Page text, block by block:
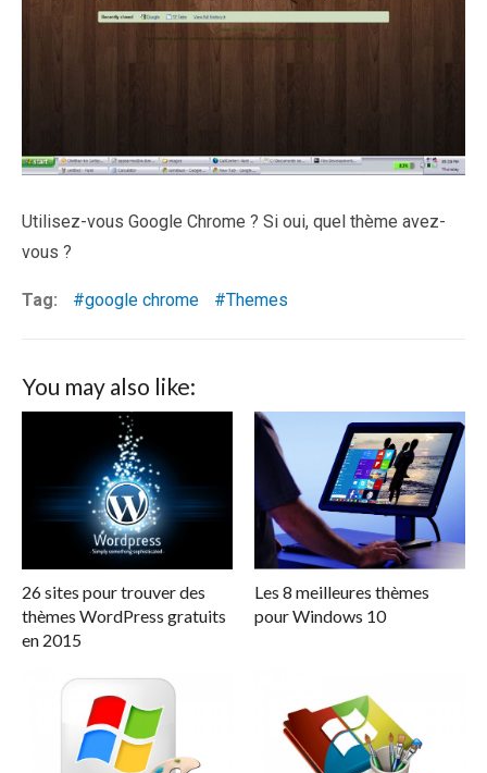
Utilisez-vous Google Chrome ? Si oui, quel thème avez-
vous ?
Tag: google chrome Themes
You may also like:
26 sites pour trouver des
thèmes WordPress gratuits
en 2015
Les 8 meilleures thèmes
pour Windows 10